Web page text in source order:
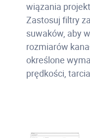
wiązania
Zastosuj filtry
suwaków, aby
rozmiarów
określone
prędkości,